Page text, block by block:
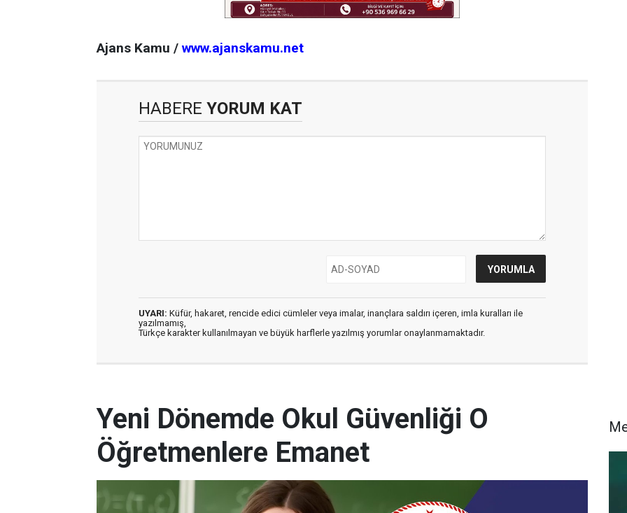
Ajans Kamu / www.ajanskamu.net
HABERE YORUM KAT
UYARI: Küfür, hakaret, rencide edici cümleler veya imalar, inançlara saldırı içeren, imla kuralları ile
yazılmamış,
Türkçe karakter kullanılmayan ve büyük harflerle yazılmış yorumlar onaylanmamaktadır.
Yeni Dönemde Okul Güvenliği O
Öğretmenlere Emanet